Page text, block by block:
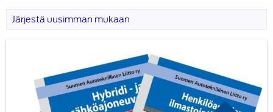
hybridiautojen
sähkötyöturvallisuus,
Hybridi-